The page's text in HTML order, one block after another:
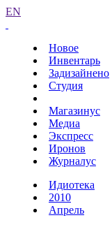
EN
Новое
Инвентарь
Задизайнено
Студия
Магазинус
Медиа
Экспресс
Иронов
Журналус
Идиотека
2010
Апрель